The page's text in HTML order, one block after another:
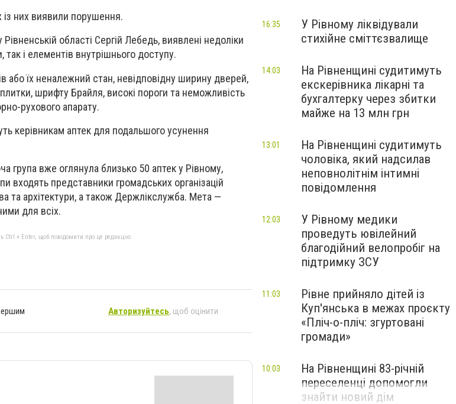
із них виявили порушення.
області Сергій Лебедь, виявлені недоліки
і елементів внутрішнього доступу.
або їх неналежний стан, невідповідну ширину дверей,
шрифту Брайля, високі пороги та неможливість
рухового апарату.
керівникам аптек для подальшого усунення
група вже оглянула близько 50 аптек у Рівному,
входять представники громадських організацій
та архітектури, а також Держлікслужба. Мета —
для всіх.
Ctrl + Enter, щоб повідомити про це редакцію
Авторизуйтесь, щоб оцінити
У Рівному ліквідували
стихійне сміттєзвалище
16:35
На Рівненщині судитимуть
екскерівника лікарні та
бухгалтерку через збитки
майже на 13 млн грн
14:03
На Рівненщині судитимуть
чоловіка, який надсилав
неповнолітнім інтимні
повідомлення
13:01
У Рівному медики
проведуть ювілейний
благодійний велопробіг на
підтримку ЗСУ
12:03
Рівне прийняло дітей із
Куп'янська в межах проєкту
«Пліч-о-пліч: згуртовані
громади»
11:03
На Рівненщині 83-річній
переселенці допомогли
знайти новий дім
10:03